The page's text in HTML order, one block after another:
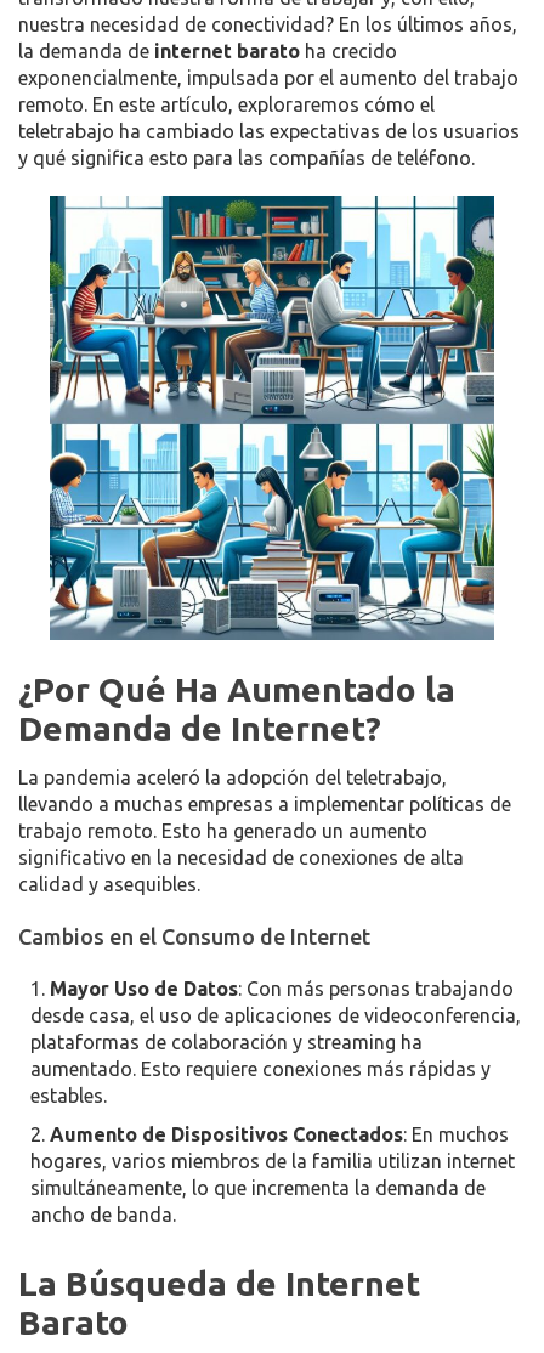
nuestra necesidad de conectividad? En los últimos años,
la demanda de internet barato ha crecido
exponencialmente, impulsada por el aumento del trabajo
remoto. En este artículo, exploraremos cómo el
teletrabajo ha cambiado las expectativas de los usuarios
y qué significa esto para las compañías de teléfono.
¿Por Qué Ha Aumentado la
Demanda de Internet?
La pandemia aceleró la adopción del teletrabajo,
llevando a muchas empresas a implementar políticas de
trabajo remoto. Esto ha generado un aumento
significativo en la necesidad de conexiones de alta
calidad y asequibles.
Cambios en el Consumo de Internet
Mayor Uso de Datos: Con más personas trabajando
desde casa, el uso de aplicaciones de videoconferencia,
plataformas de colaboración y streaming ha
aumentado. Esto requiere conexiones más rápidas y
estables.
Aumento de Dispositivos Conectados: En muchos
hogares, varios miembros de la familia utilizan internet
simultáneamente, lo que incrementa la demanda de
ancho de banda.
La Búsqueda de Internet
Barato